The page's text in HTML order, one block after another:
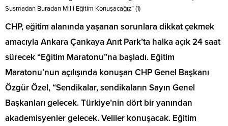
Susmadan Buradan Milli Eğitim Konuşacağız” (1)
CHP, eğitim alanında yaşanan sorunlara dikkat çekmek
amacıyla Ankara Çankaya Anıt Park’ta halka açık 24 saat
sürecek “Eğitim Maratonu”na başladı. Eğitim
Maratonu’nun açılışında konuşan CHP Genel Başkanı
Özgür Özel, “Sendikalar, sendikaların Sayın Genel
Başkanları gelecek. Türkiye’nin dört bir yanından
akademisyenler gelecek. Veliler konuşacak. Eğitim